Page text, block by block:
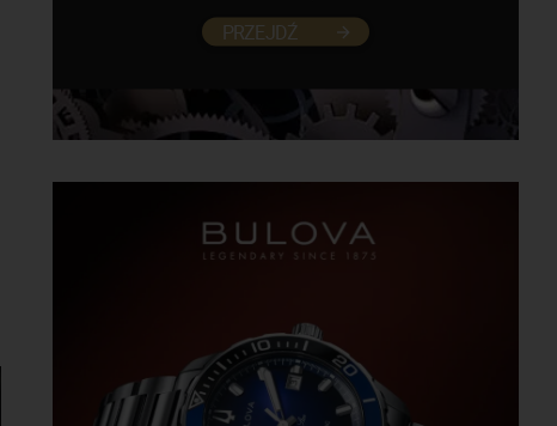
PRZEJDŹ